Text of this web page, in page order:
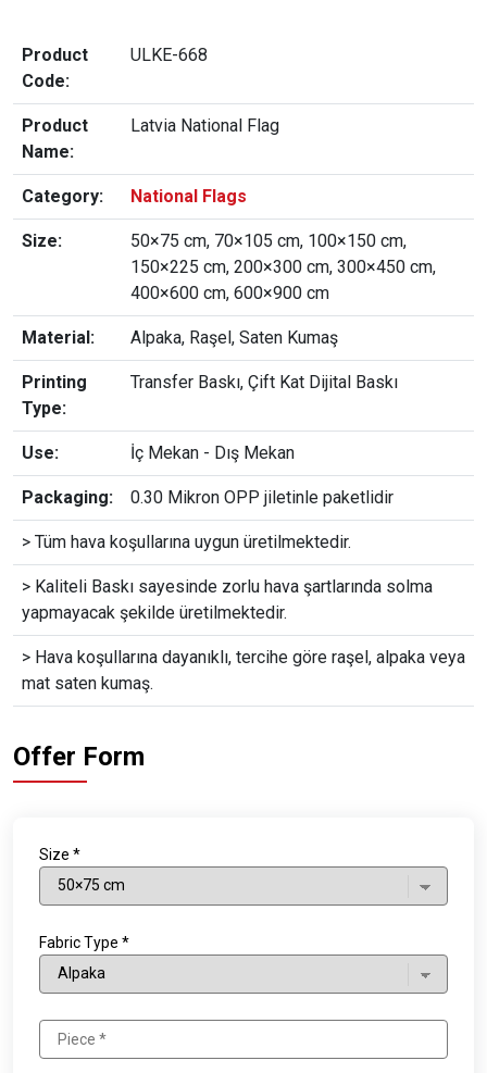
Product
Code:
ULKE-668
Product
Name:
Latvia National Flag
Category: National Flags
Size:
50×75 cm, 70×105 cm, 100×150 cm,
150×225 cm, 200×300 cm, 300×450 cm,
400×600 cm, 600×900 cm
Material: Alpaka, Raşel, Saten Kumaş
Printing
Type:
Transfer Baskı, Çift Kat Dijital Baskı
Use: İç Mekan - Dış Mekan
Packaging: 0.30 Mikron OPP jiletinle paketlidir
> Tüm hava koşullarına uygun üretilmektedir.
> Kaliteli Baskı sayesinde zorlu hava şartlarında solma
yapmayacak şekilde üretilmektedir.
> Hava koşullarına dayanıklı, tercihe göre raşel, alpaka veya
mat saten kumaş.
Offer Form
Size *
Fabric Type *